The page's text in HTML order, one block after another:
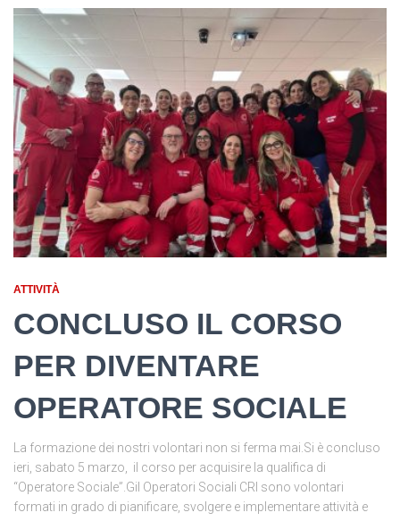
ATTIVITÀ
CONCLUSO IL CORSO
PER DIVENTARE
OPERATORE SOCIALE
La formazione dei nostri volontari non si ferma mai.Si è concluso
ieri, sabato 5 marzo, il corso per acquisire la qualifica di
“Operatore Sociale”.Gil Operatori Sociali CRI sono volontari
formati in grado di pianificare, svolgere e implementare attività e